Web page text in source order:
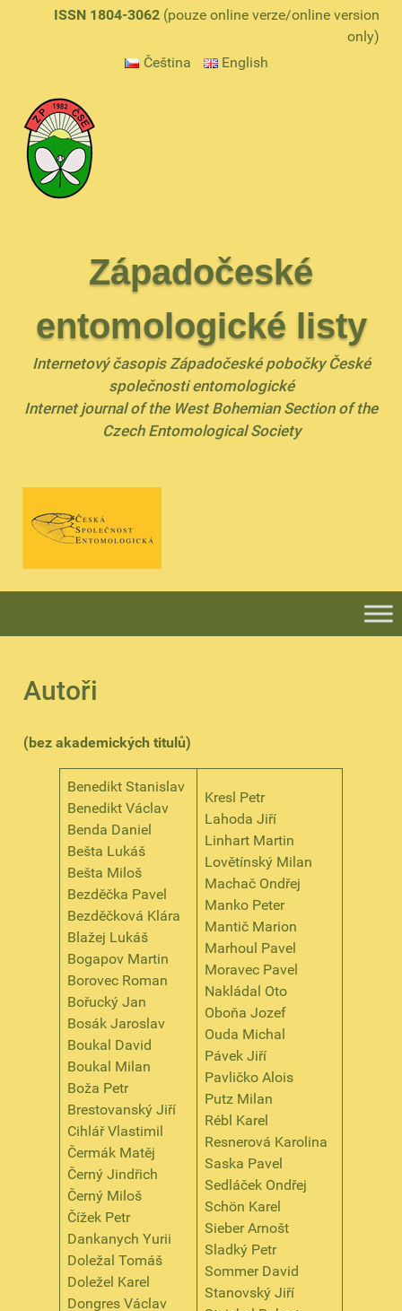
ISSN 1804-3062 (pouze online verze/online version
only)
Čeština
English
Západočeské
entomologické listy
Internetový časopis Západočeské pobočky České
společnosti entomologické
Internet journal of the West Bohemian Section of the
Czech Entomological Society
Autoři
(bez akademických titulů)
Benedikt Stanislav
Benedikt Václav
Benda Daniel
Bešta Lukáš
Bešta Miloš
Bezděčka Pavel
Bezděčková Klára
Blažej Lukáš
Bogapov Martin
Borovec Roman
Bořucký Jan
Bosák Jaroslav
Boukal David
Boukal Milan
Boža Petr
Brestovanský Jiří
Cihlář Vlastimil
Čermák Matěj
Černý Jindřich
Černý Miloš
Čížek Petr
Dankanych Yurii
Doležal Tomáš
Doležel Karel
Dongres Václav
Kresl Petr
Lahoda Jiří
Linhart Martin
Lovětínský Milan
Machač Ondřej
Manko Peter
Mantič Marion
Marhoul Pavel
Moravec Pavel
Nakládal Oto
Oboňa Jozef
Ouda Michal
Pávek Jiří
Pavličko Alois
Putz Milan
Rébl Karel
Resnerová Karolina
Saska Pavel
Sedláček Ondřej
Schön Karel
Sieber Arnošt
Sladký Petr
Sommer David
Stanovský Jiří